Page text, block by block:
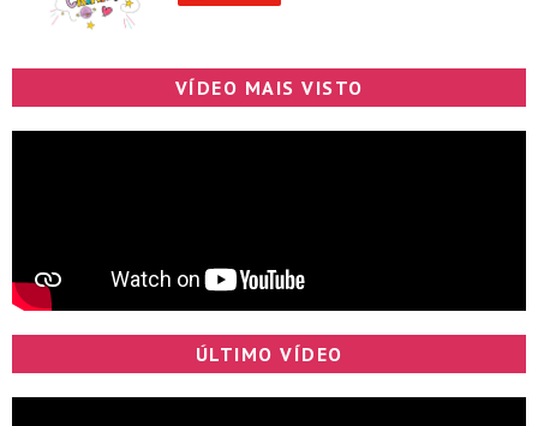
VÍDEO MAIS VISTO
ÚLTIMO VÍDEO